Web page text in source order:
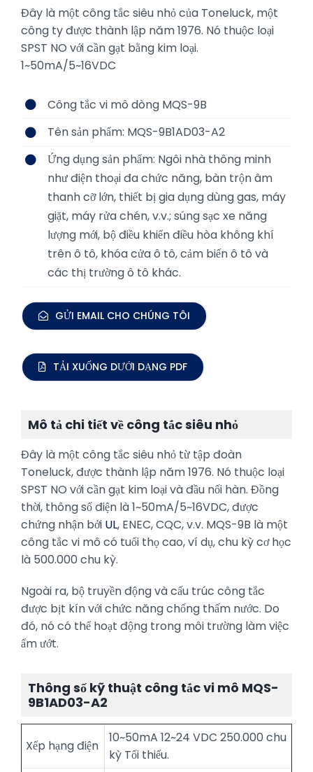
Đây là một công tắc siêu nhỏ của Toneluck, một
công ty được thành lập năm 1976. Nó thuộc loại
SPST NO với cần gạt bằng kim loại.
1~50mA/5~16VDC
Công tắc vi mô dòng MQS-9B
Tên sản phẩm: MQS-9B1AD03-A2
Ứng dụng sản phẩm: Ngôi nhà thông minh
như điện thoại đa chức năng, bàn trộn âm
thanh cỡ lớn, thiết bị gia dụng dùng gas, máy
giặt, máy rửa chén, v.v.; súng sạc xe năng
lượng mới, bộ điều khiển điều hòa không khí
trên ô tô, khóa cửa ô tô, cảm biến ô tô và
các thị trường ô tô khác.
GỬI EMAIL CHO CHÚNG TÔI
TẢI XUỐNG DƯỚI DẠNG PDF
Mô tả chi tiết về công tắc siêu nhỏ
Đây là một công tắc siêu nhỏ từ tập đoàn
Toneluck, được thành lập năm 1976. Nó thuộc loại
SPST NO với cần gạt kim loại và đầu nối hàn. Đồng
thời, thông số điện là 1~50mA/5~16VDC, được
chứng nhận bởi UL, ENEC, CQC, v.v. MQS-9B là một
công tắc vi mô có tuổi thọ cao, ví dụ, chu kỳ cơ học
là 500.000 chu kỳ.
Ngoài ra, bộ truyền động và cấu trúc công tắc
được bịt kín với chức năng chống thấm nước. Do
đó, nó có thể hoạt động trong môi trường làm việc
ẩm ướt.
Thông số kỹ thuật công tắc vi mô MQS-
9B1AD03-A2
Xếp hạng điện
10~50mA 12~24 VDC 250.000 chu
kỳ Tối thiểu.